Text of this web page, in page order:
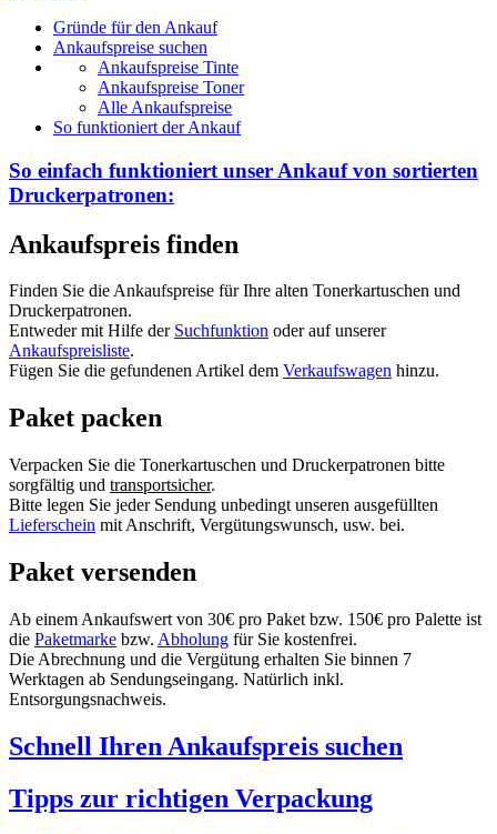
Gründe für den Ankauf
Ankaufspreise suchen
Ankaufspreise Tinte
Ankaufspreise Toner
Alle Ankaufspreise
So funktioniert der Ankauf
So einfach funktioniert unser Ankauf von sortierten
Druckerpatronen:
Ankaufspreis finden
Finden Sie die Ankaufspreise für Ihre alten Tonerkartuschen und
Druckerpatronen.
Entweder mit Hilfe der Suchfunktion oder auf unserer
Ankaufspreisliste.
Fügen Sie die gefundenen Artikel dem Verkaufswagen hinzu.
Paket packen
Verpacken Sie die Tonerkartuschen und Druckerpatronen bitte
sorgfältig und transportsicher.
Bitte legen Sie jeder Sendung unbedingt unseren ausgefüllten
Lieferschein mit Anschrift, Vergütungswunsch, usw. bei.
Paket versenden
Ab einem Ankaufswert von 30€ pro Paket bzw. 150€ pro Palette ist
die Paketmarke bzw. Abholung für Sie kostenfrei.
Die Abrechnung und die Vergütung erhalten Sie binnen 7
Werktagen ab Sendungseingang. Natürlich inkl.
Entsorgungsnachweis.
Schnell Ihren Ankaufspreis suchen
Tipps zur richtigen Verpackung